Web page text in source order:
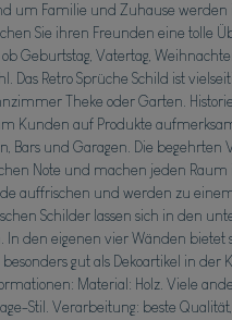
um Familie und Zuhause
Sie ihren Freunden eine tolle
Geburtstag, Vatertag,
Das Retro Sprüche Schild ist
Theke oder Garten.
Kunden auf Produkte
Bars und Garagen. Die begehrten
Note und machen jeden Raum
auffrischen und werden zu
Schilder lassen sich in den
den eigenen vier Wänden bietet
gut als Dekoartikel in der
Material: Holz. Viele
Stil. Verarbeitung: beste